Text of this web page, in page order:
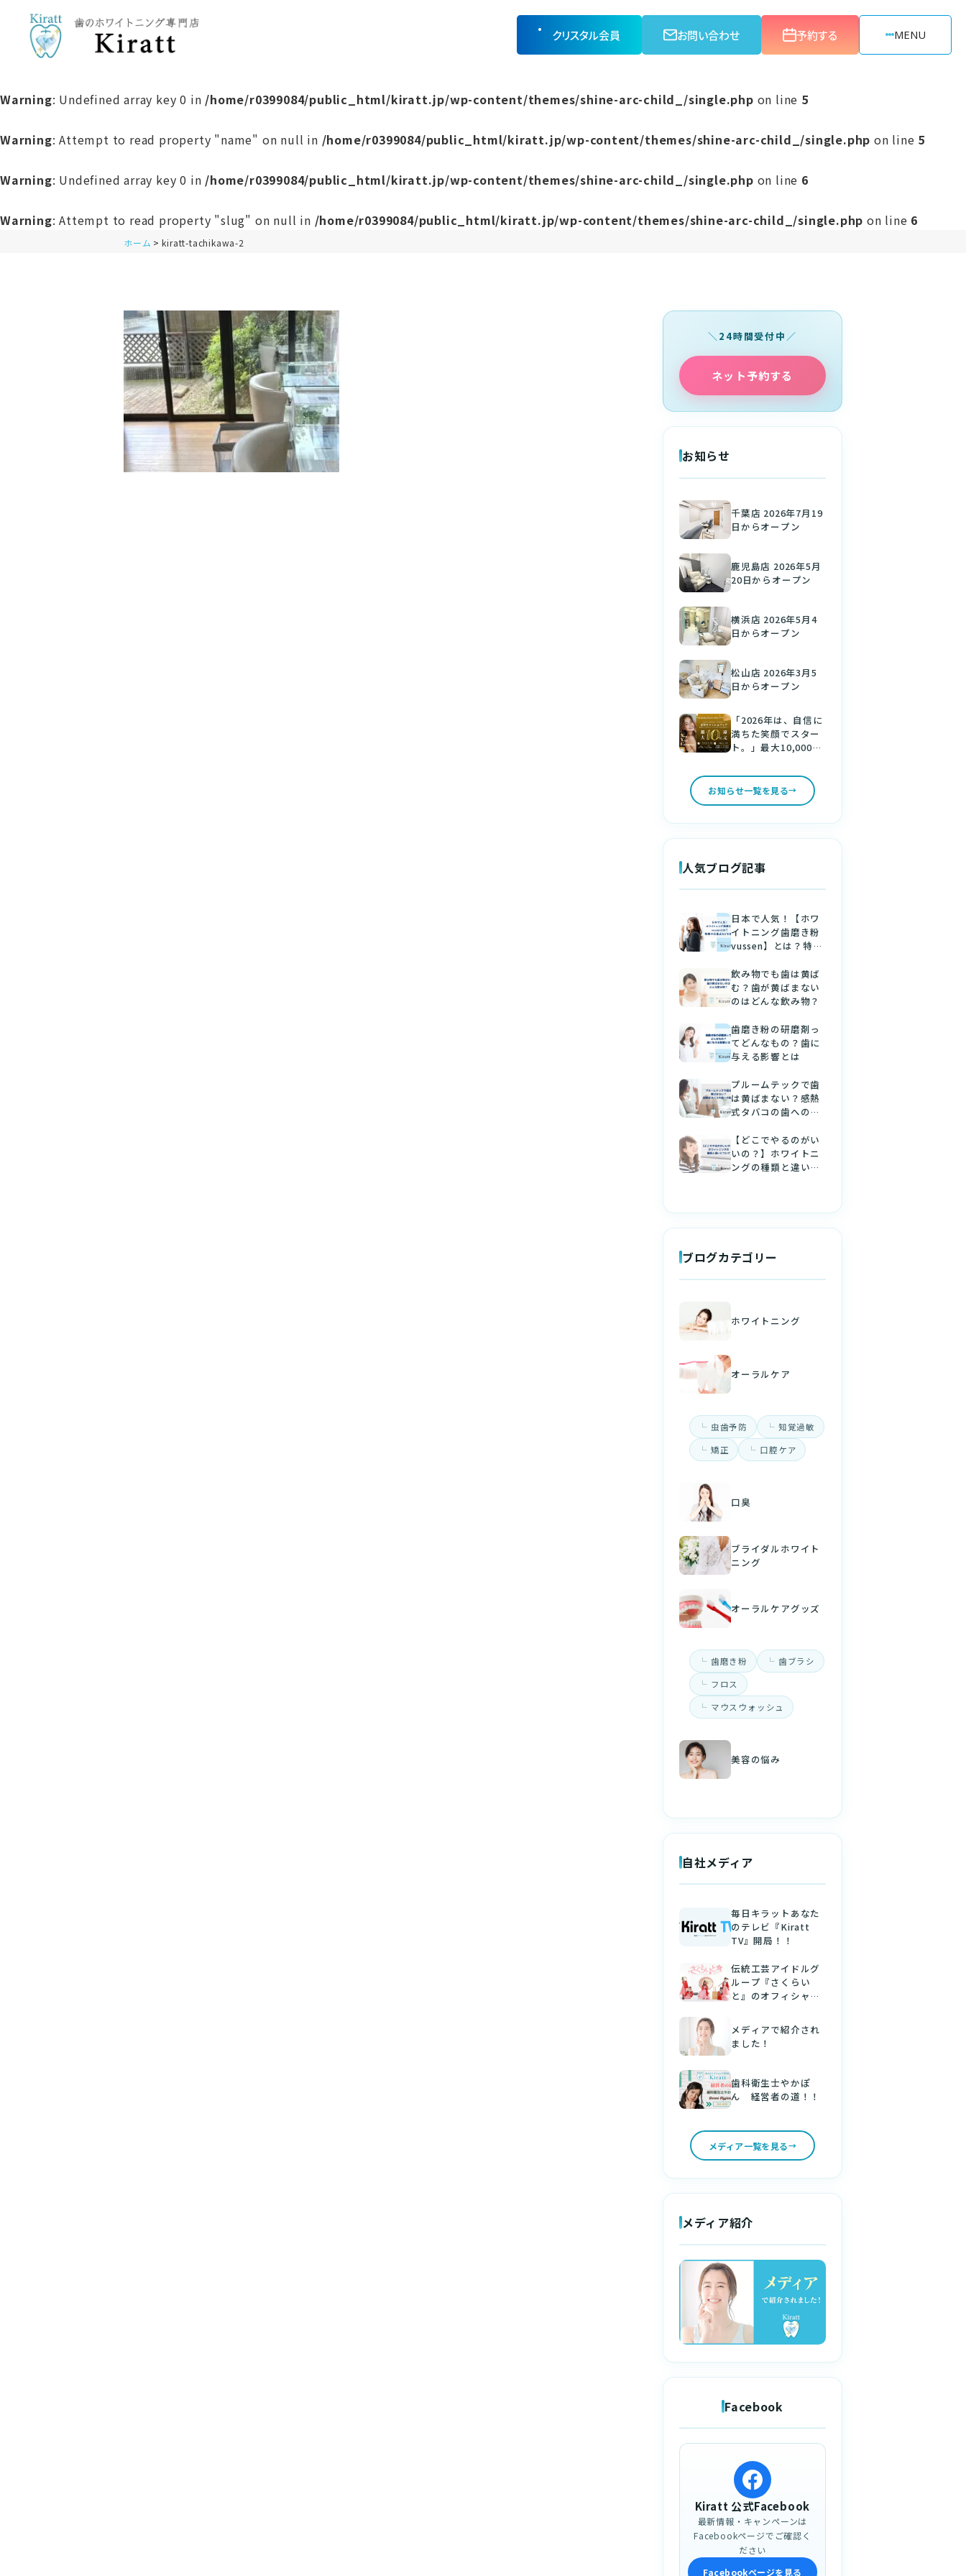
クリスタル会員 お問い合わせ 予約する MENU
Warning: Undefined array key 0 in /home/r0399084/public_html/kiratt.jp/wp-content/themes/shine-arc-child_/single.php on line 5
Warning: Attempt to read property "name" on null in /home/r0399084/public_html/kiratt.jp/wp-content/themes/shine-arc-child_/single.php on line 5
Warning: Undefined array key 0 in /home/r0399084/public_html/kiratt.jp/wp-content/themes/shine-arc-child_/single.php on line 6
Warning: Attempt to read property "slug" on null in /home/r0399084/public_html/kiratt.jp/wp-content/themes/shine-arc-child_/single.php on line 6
ホーム kiratt-tachikawa-2
24時間受付中
ネット予約する
お知らせ
千葉店 2026年7月19
日からオープン
鹿児島店 2026年5月
20日からオープン
横浜店 2026年5月4
日からオープン
松山店 2026年3月5
日からオープン
「2026年は、自信に
満ちた笑顔でスター
ト。」最大10,000円
新しい年は、美しい
白い歯で。
お知らせ一覧を見る
人気ブログ記事
日本で人気！【ホワ
イトニング歯磨き粉
vussen】とは？特徴
飲み物でも歯は黄ば
む？歯が黄ばまない
のはどんな飲み物？
歯磨き粉の研磨剤っ
てどんなもの？歯に
与える影響とは
プルームテックで歯
は黄ばまない？感熱
式タバコの歯への影
【どこでやるのがい
いの？】ホワイトニ
ングの種類と違いに
ブログカテゴリー
ホワイトニング
オーラルケア
虫歯予防
知覚過敏
矯正
口腔ケア
口臭
ブライダルホワイト
ニング
オーラルケアグッズ
歯磨き粉
歯ブラシ
フロス
マウスウォッシュ
美容の悩み
自社メディア
毎日キラットあなた
のテレビ『Kiratt
TV』開局！！
伝統工芸アイドルグ
ループ『さくらい
と』のオフィシャル
した！
メディアで紹介され
ました！
歯科衛生士やかぽ
ん 経営者の道！！
メディア一覧を見る
メディア紹介
Facebook
Kiratt 公式Facebook
最新情報・キャンペーンは
Facebookページでご確認く
ださい
Facebookページを見る